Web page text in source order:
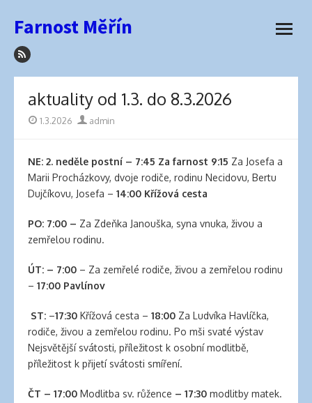
with
lingerie
london
clothes
length
na
Farnost Měřín
otevřít
aktuality od 1.3. do 8.3.2026
Publikováno
1.3.2026 Autoradmin
NE: 2. neděle postní – 7:45 Za farnost 9:15 Za Josefa a
Marii Procházkovy, dvoje rodiče, rodinu Necidovu, Bertu
Dujčíkovu, Josefa – 14:00 Křížová cesta
PO: 7:00 – Za Zdeňka Janouška, syna vnuka, živou a
zemřelou rodinu.
ÚT: – 7:00 – Za zemřelé rodiče, živou a zemřelou rodinu
– 17:00 Pavlínov
ST: –17:30 Křížová cesta – 18:00 Za Ludvíka Havlíčka,
rodiče, živou a zemřelou rodinu. Po mši svaté výstav
Nejsvětější svátosti, příležitost k osobní modlitbě,
příležitost k přijetí svátosti smíření.
ČT – 17:00 Modlitba sv. růžence – 17:30 modlitby matek.